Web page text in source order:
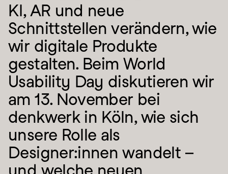
KI, AR und neue
Schnittstellen verändern, wie
wir digitale Produkte
gestalten. Beim World
Usability Day diskutieren wir
am 13. November bei
denkwerk in Köln, wie sich
unsere Rolle als
Designer:innen wandelt –